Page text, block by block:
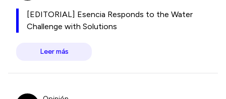
[EDITORIAL] Esencia Responds to the Water
Challenge with Solutions
Leer más